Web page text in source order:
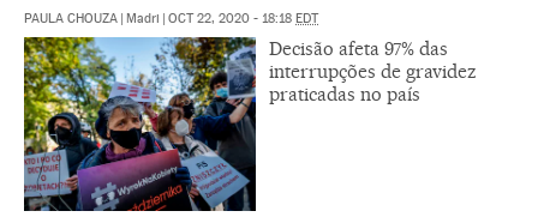
PAULA CHOUZA Madri OCT 22, 2020 - 18:18 EDT
Decisão afeta 97% das
interrupções de gravidez
praticadas no país